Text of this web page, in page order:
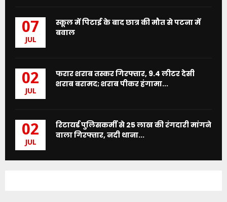
07
JUL
स्कूल में पिटाई के बाद छात्र की मौत से पटना में
बवाल
02
JUL
फरार शराब तस्कर गिरफ्तार, 9.4 लीटर देसी
शराब बरामद; शराब पीकर हंगामा...
02
JUL
रिटायर्ड पुलिसकर्मी से 25 लाख की रंगदारी मांगने
वाला गिरफ्तार, नदी थाना...